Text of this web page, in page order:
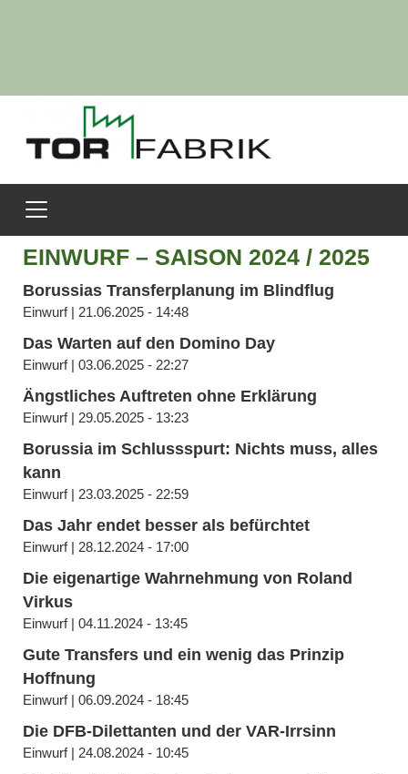
EINWURF – SAISON 2024 / 2025
Borussias Transferplanung im Blindflug
Einwurf | 21.06.2025 - 14:48
Das Warten auf den Domino Day
Einwurf | 03.06.2025 - 22:27
Ängstliches Auftreten ohne Erklärung
Einwurf | 29.05.2025 - 13:23
Borussia im Schlussspurt: Nichts muss, alles
kann
Einwurf | 23.03.2025 - 22:59
Das Jahr endet besser als befürchtet
Einwurf | 28.12.2024 - 17:00
Die eigenartige Wahrnehmung von Roland
Virkus
Einwurf | 04.11.2024 - 13:45
Gute Transfers und ein wenig das Prinzip
Hoffnung
Einwurf | 06.09.2024 - 18:45
Die DFB-Dilettanten und der VAR-Irrsinn
Einwurf | 24.08.2024 - 10:45